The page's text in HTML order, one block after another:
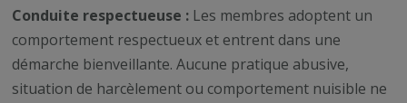
Conduite respectueuse : Les membres adoptent un
comportement respectueux et entrent dans une
démarche bienveillante. Aucune pratique abusive,
situation de harcèlement ou comportement nuisible ne